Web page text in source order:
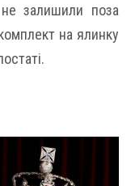
залишили поза
на ялинку